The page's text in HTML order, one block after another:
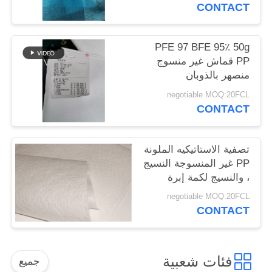
PRIVACY
POLICY
CONTACT
PFE 97 BFE 95٪ 50g
PP قماش غير منسوج
منصهر بالذوبان
negotiable MOQ:20FCL
CONTACT
تصفية الاستاتيكيه الملونة
PP غير المنسوجة النسيج
، والنسيج لكمة إبرة
negotiable MOQ:20FCL
CONTACT
فئات شعبية جميع